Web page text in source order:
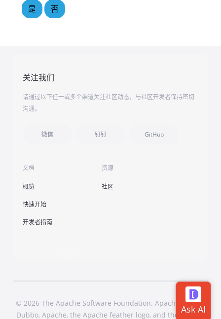
是 否
关注我们
请通过以下任一或多个渠道关注社区动态，与社区开发者保持密切
沟通。
微信 钉钉 GitHub
文档
概览
快速开始
开发者指南
资源
社区
© 2026 The Apache Software Foundation. Apache Dubbo,
Dubbo, Apache, the Apache feather logo, and the Apache